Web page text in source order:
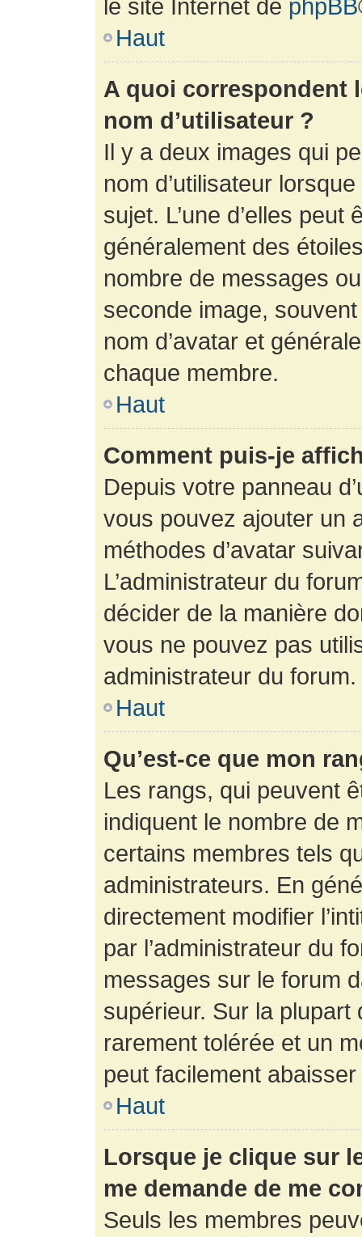
le site Internet de phpBB
Haut
A quoi correspondent
nom d’utilisateur ?
Il y a deux images qui
nom d’utilisateur
sujet. L’une d’elles
généralement des
nombre de messages
seconde image,
nom d’avatar et
chaque membre.
Haut
Comment puis-je
Depuis votre panneau
vous pouvez ajouter un
méthodes d’avatar
L’administrateur du
décider de la manière
vous ne pouvez pas
administrateur du forum.
Haut
Qu’est-ce que mon
Les rangs, qui peuvent
indiquent le nombre de
certains membres tels
administrateurs. En
directement modifier
par l’administrateur du
messages sur le forum
supérieur. Sur la
rarement tolérée et un
peut facilement
Haut
Lorsque je clique sur
me demande de me
Seuls les membres